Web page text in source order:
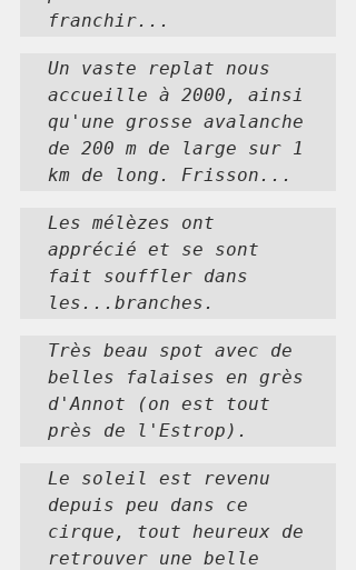
franchir...
Un vaste replat nous
accueille à 2000, ainsi
qu'une grosse avalanche
de 200 m de large sur 1
km de long. Frisson...
Les mélèzes ont
apprécié et se sont
fait souffler dans
les...branches.
Très beau spot avec de
belles falaises en grès
d'Annot (on est tout
près de l'Estrop).
Le soleil est revenu
depuis peu dans ce
cirque, tout heureux de
retrouver une belle